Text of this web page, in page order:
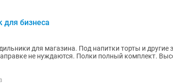
для бизнеса
для магазина. Под напитки торты и другие
не нуждаются. Полки полный комплект.